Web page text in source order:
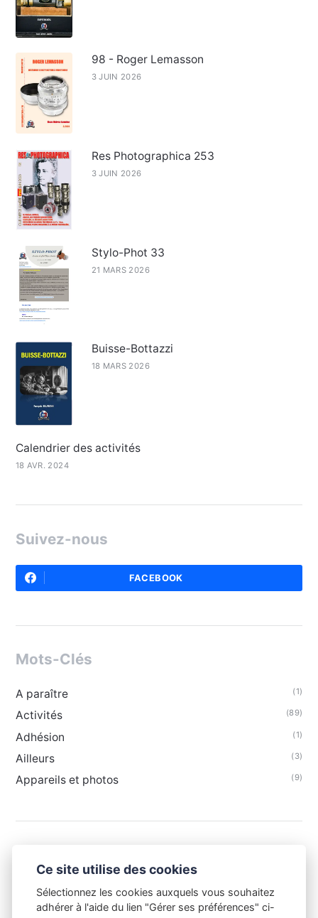
98 - Roger Lemasson
3 JUIN 2026
Res Photographica 253
3 JUIN 2026
Stylo-Phot 33
21 MARS 2026
Buisse-Bottazzi
18 MARS 2026
Calendrier des activités
18 AVR. 2024
Suivez-nous
FACEBOOK
Mots-Clés
A paraître (1)
Activités (89)
Adhésion (1)
Ailleurs (3)
Appareils et photos (9)
Ce site utilise des cookies
Sélectionnez les cookies auxquels vous souhaitez
adhérer à l'aide du lien "Gérer ses préférences" ci-